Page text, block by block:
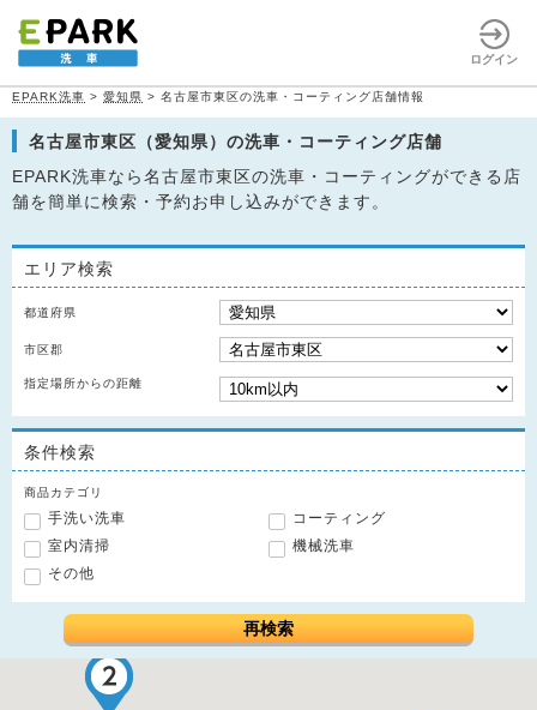
ログイン
EPARK洗車 > 愛知県 > 名古屋市東区の洗車・コーティング店舗情報
名古屋市東区（愛知県）の洗車・コーティング店舗
EPARK洗車なら名古屋市東区の洗車・コーティングができる店
舗を簡単に検索・予約お申し込みができます。
エリア検索
都道府県
市区郡
指定場所からの距離
条件検索
商品カテゴリ
手洗い洗車
コーティング
室内清掃
機械洗車
その他
再検索